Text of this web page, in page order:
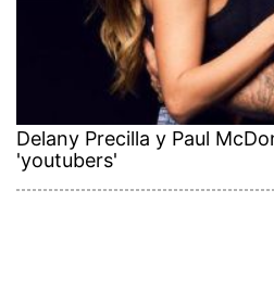
Delany Precilla y Paul
'youtubers'